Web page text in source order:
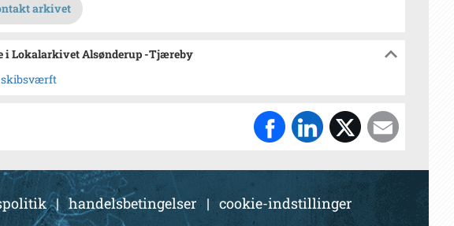
arkivet
i Lokalarkivet Alsønderup -Tjæreby
skibsværft
|handelsbetingelser | cookie-indstillinger